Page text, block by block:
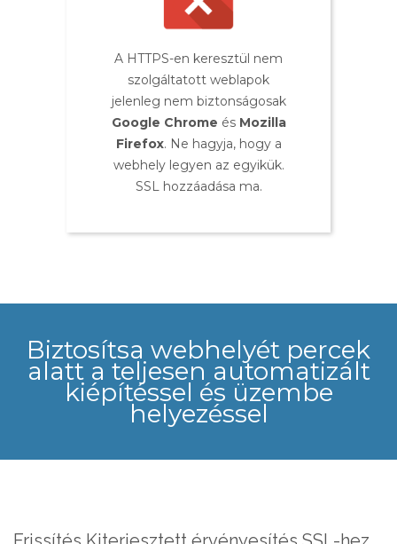
A HTTPS-en keresztül nem
szolgáltatott weblapok
jelenleg nem biztonságosak
Google Chrome és Mozilla
Firefox. Ne hagyja, hogy a
webhely legyen az egyikük.
SSL hozzáadása ma.
Biztosítsa webhelyét percek
alatt a teljesen automatizált
kiépítéssel és üzembe
helyezéssel